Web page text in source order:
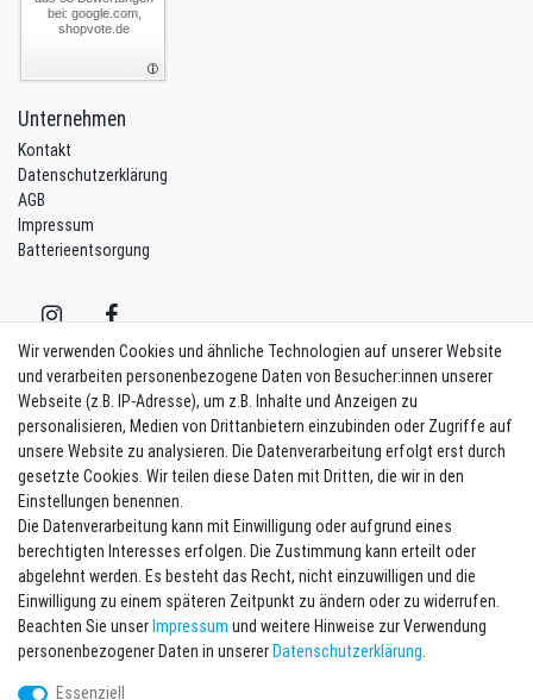
bei: google.com,
shopvote.de
Unternehmen
Kontakt
Datenschutzerklärung
AGB
Impressum
Batterieentsorgung
Vertrag widerrufen Kontakt
Newsletter eintragen
Melde Dich an um alle Vorteile zu genießen. Plus 10 EUR Gutschein für
die Newsletteranmeldung, einlösbar ab 75 EUR Warenwert!
E-MAIL **
Newsletter
Honig
Hiermit bestätige ich, dass ich dieDaten­schutz­erklärunggelesen habe. Meine
Einwilligung kann ich jederzeit widerrufen.**
Wir verwenden Cookies und ähnliche Technologien auf unserer Website
und verarbeiten personenbezogene Daten von Besucher:innen unserer
Webseite (z.B. IP-Adresse), um z.B. Inhalte und Anzeigen zu
personalisieren, Medien von Drittanbietern einzubinden oder Zugriffe auf
unsere Website zu analysieren. Die Datenverarbeitung erfolgt erst durch
gesetzte Cookies. Wir teilen diese Daten mit Dritten, die wir in den
Einstellungen benennen.
Die Datenverarbeitung kann mit Einwilligung oder aufgrund eines
berechtigten Interesses erfolgen. Die Zustimmung kann erteilt oder
abgelehnt werden. Es besteht das Recht, nicht einzuwilligen und die
Einwilligung zu einem späteren Zeitpunkt zu ändern oder zu widerrufen.
Beachten Sie unserImpressum und weitere Hinweise zur Verwendung
personenbezogener Daten in unsererDaten­schutz­erklärung.
Essenziell